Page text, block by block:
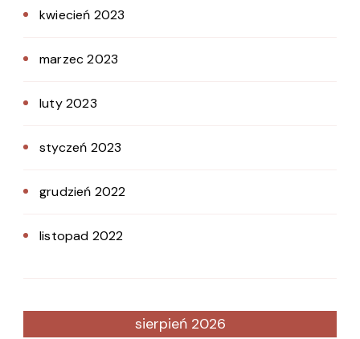
kwiecień 2023
marzec 2023
luty 2023
styczeń 2023
grudzień 2022
listopad 2022
sierpień 2026